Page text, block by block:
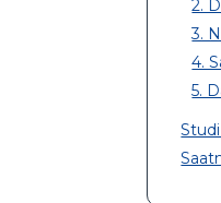
2.
3.
4.
5.